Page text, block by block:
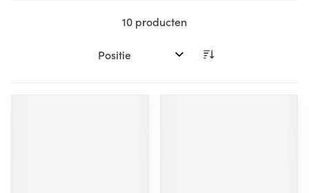
10 producten
Sorteer op: